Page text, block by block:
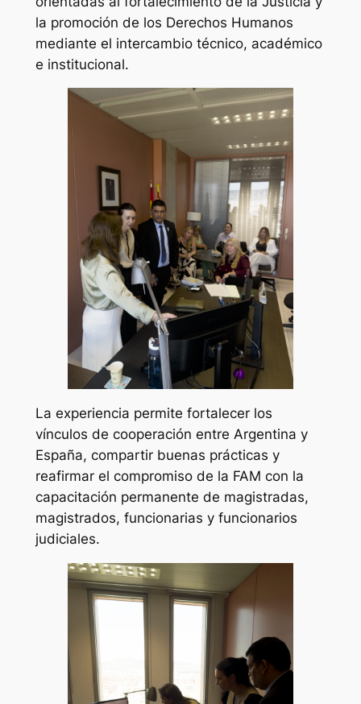
la promoción de los Derechos Humanos
mediante el intercambio técnico, académico
e institucional.
La experiencia permite fortalecer los
vínculos de cooperación entre Argentina y
España, compartir buenas prácticas y
reafirmar el compromiso de la FAM con la
capacitación permanente de magistradas,
magistrados, funcionarias y funcionarios
judiciales.